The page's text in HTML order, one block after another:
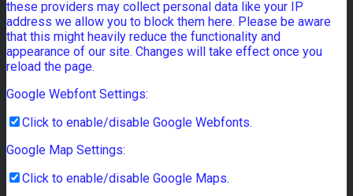
these providers may collect personal data like your IP
address we allow you to block them here. Please be aware
that this might heavily reduce the functionality and
appearance of our site. Changes will take effect once you
reload the page.
Google Webfont Settings:
Click to enable/disable Google Webfonts.
Google Map Settings:
Click to enable/disable Google Maps.